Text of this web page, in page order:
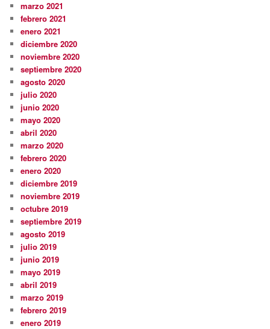
marzo 2021
febrero 2021
enero 2021
diciembre 2020
noviembre 2020
septiembre 2020
agosto 2020
julio 2020
junio 2020
mayo 2020
abril 2020
marzo 2020
febrero 2020
enero 2020
diciembre 2019
noviembre 2019
octubre 2019
septiembre 2019
agosto 2019
julio 2019
junio 2019
mayo 2019
abril 2019
marzo 2019
febrero 2019
enero 2019